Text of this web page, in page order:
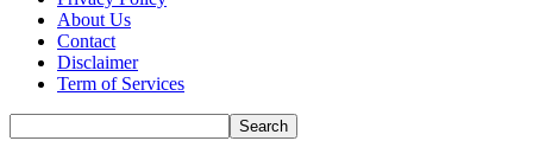
About Us
Contact
Disclaimer
Term of Services